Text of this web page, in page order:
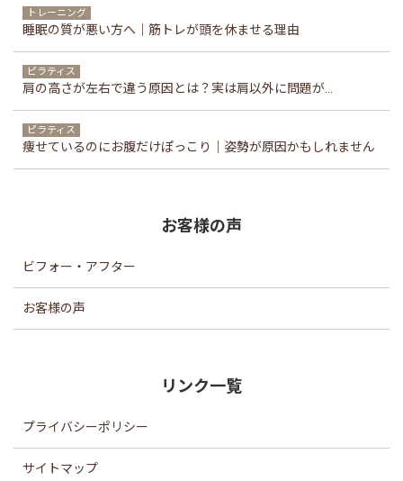
トレーニング
睡眠の質が悪い方へ｜筋トレが頭を休ませる理由
ピラティス
肩の高さが左右で違う原因とは？実は肩以外に問題が...
ピラティス
痩せているのにお腹だけぽっこり｜姿勢が原因かもしれません
お客様の声
ビフォー・アフター
お客様の声
リンク一覧
プライバシーポリシー
サイトマップ